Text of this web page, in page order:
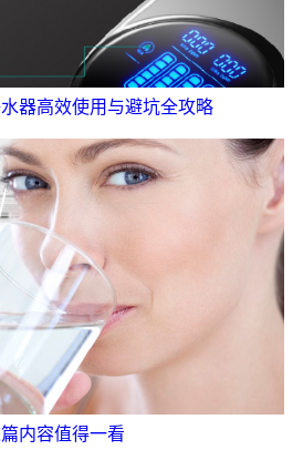
器高效使用与避坑全攻略
内容值得一看